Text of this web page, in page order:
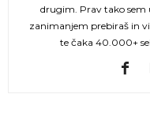
drugim. Prav tako sem
zanimanjem prebiraš in
te čaka 40.000+